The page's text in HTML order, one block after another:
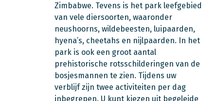
Zimbabwe. Tevens is het park leefgebied
van vele diersoorten, waaronder
neushoorns, wildebeesten, luipaarden,
hyena’s, cheetahs en nijlpaarden. In het
park is ook een groot aantal
prehistorische rotsschilderingen van de
bosjesmannen te zien. Tijdens uw
verblijf zijn twee activiteiten per dag
inbegrepen. U kunt kiezen uit begeleide